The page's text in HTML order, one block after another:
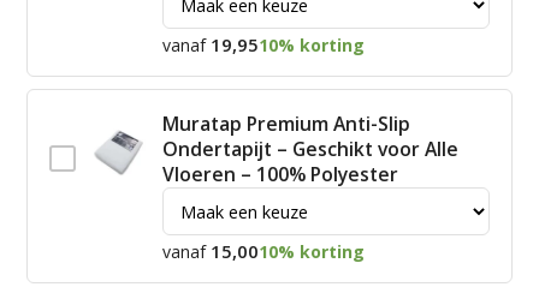
vanaf 19,9510% korting
Muratap Premium Anti-Slip
Ondertapijt – Geschikt voor Alle
Vloeren – 100% Polyester
vanaf 15,0010% korting